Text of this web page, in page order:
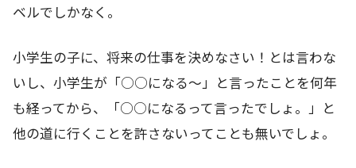
ベルでしかなく。
小学生の子に、将来の仕事を決めなさい！とは言わな
いし、小学生が「○○になる～」と言ったことを何年
も経ってから、「○○になるって言ったでしょ。」と
他の道に行くことを許さないってことも無いでしょ。